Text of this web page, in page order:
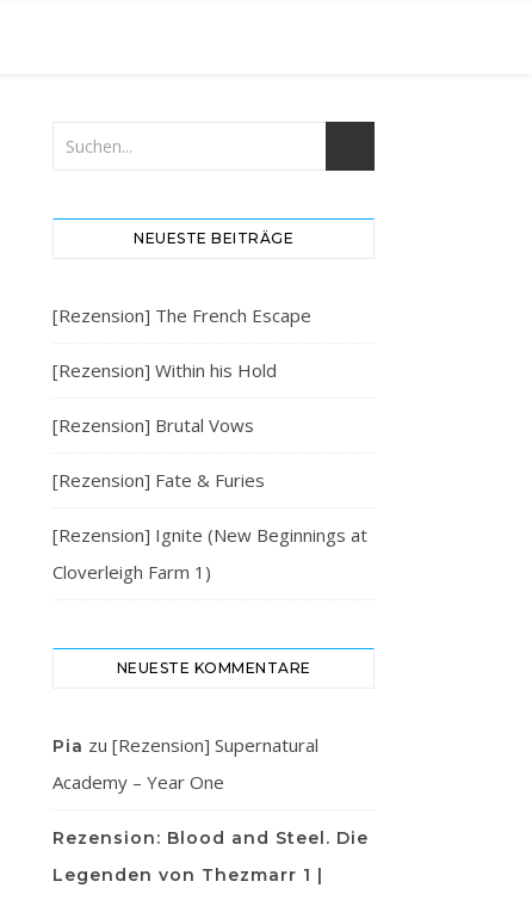
NEUESTE BEITRÄGE
[Rezension] The French Escape
[Rezension] Within his Hold
[Rezension] Brutal Vows
[Rezension] Fate & Furies
[Rezension] Ignite (New Beginnings at
Cloverleigh Farm 1)
NEUESTE KOMMENTARE
Pia zu [Rezension] Supernatural
Academy – Year One
Rezension: Blood and Steel. Die
Legenden von Thezmarr 1 |